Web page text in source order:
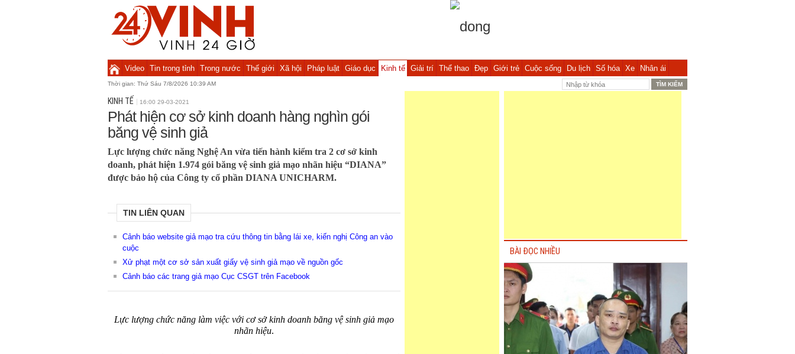
Video Tin trong tỉnh Trong nước Thế giới Xã hội Pháp luật Giáo dục Kinh tế Giải trí Thể thao Đẹp Giới trẻ Cuộc sống Du lịch Số hóa Xe Nhân ái
Thời gian: Thứ Sáu 7/8/2026 10:39 AM
KINH TẾ 16:00 29-03-2021
Phát hiện cơ sở kinh doanh hàng nghìn gói
băng vệ sinh giả
Lực lượng chức năng Nghệ An vừa tiến hành kiểm tra 2 cơ sở kinh
doanh, phát hiện 1.974 gói băng vệ sinh giả mạo nhãn hiệu “DIANA”
được bảo hộ của Công ty cổ phần DIANA UNICHARM.
TIN LIÊN QUAN
Cảnh báo website giả mạo tra cứu thông tin bằng lái xe, kiến nghị Công an vào
cuộc
Xử phạt một cơ sở sản xuất giấy vệ sinh giả mạo về nguồn gốc
Cảnh báo các trang giả mạo Cục CSGT trên Facebook
Lực lượng chức năng làm việc với cơ sở kinh doanh băng vệ sinh giả mạo
nhãn hiệu.
BÀI ĐỌC NHIỀU